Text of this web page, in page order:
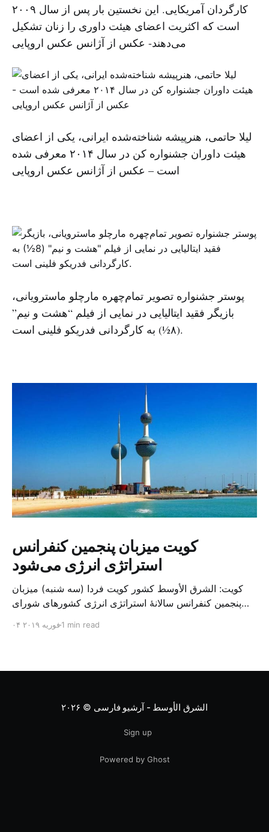
کارگردان آمریکایی. این نخستین بار پس از سال ۲۰۰۹
است که اکثریت اعضای هیئت داوری را زنان تشکیل
می‌دهند- عکس از آژانس عکس اروپایی
لیلا حاتمی، هنرپیشه شناخته‌شده ایرانی، یکی از اعضای
هیئت داوران جشنواره کن در سال ۲۰۱۴ معرفی شده
است – عکس از آژانس عکس اروپایی
پوستر جشنواره تصویر تمام‌چهره مارچلو ماسترویانی،
بازیگر فقید ایتالیایی در نمایی از فیلم “هشت و نیم”
(۸½) به کارگردانی فدریکو فلینی است.
کویت میزبان پنجمین کنفرانس
استراتژی انرژی می‌شود
کویت: الشرق الأوسط کشور کویت فردا (سه شنبه) میزبان
پنجمین کنفرانس سالانهٔ استراتژی انرژی کشورهای شورای
متخصص از شرکت‌های جهانی نفت و گاز در این کنفرانس
۰۴ فوریه ۲۰۱۹1 min read
الشرق الأوسط - آرشیو فارسی © ۲۰۲۶
Sign up
Powered by Ghost